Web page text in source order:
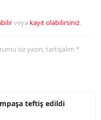
veya kayıt olabilirsiniz.
siz yazın, tartışalım *
teftiş edildi